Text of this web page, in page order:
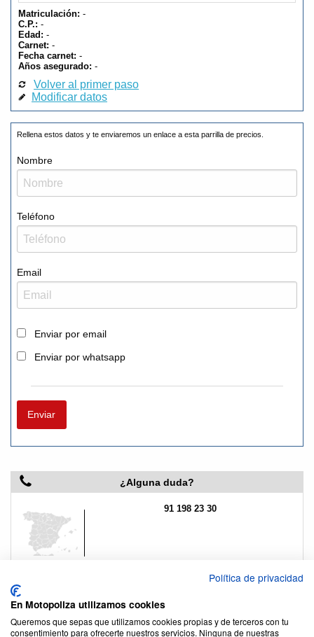
Matriculación: -
C.P.: -
Edad: -
Carnet: -
Fecha carnet: -
Años asegurado: -
Volver al primer paso
Modificar datos
Rellena estos datos y te enviaremos un enlace a esta parrilla de precios.
Nombre
Teléfono
Email
Enviar por email
Enviar por whatsapp
Enviar
¿Alguna duda?
91 198 23 30
de 9:30 a 18:30Política de privacidad
En Motopoliza utilizamos cookies
Queremos que sepas que utilizamos cookies propias y de terceros con tu
consentimiento para ofrecerte nuestros servicios. Ninguna de nuestras